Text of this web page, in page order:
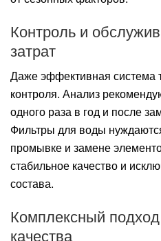
Контроль и
затрат
Даже эффективная система
контроля. Анализ
одного раза в год и после
Фильтры для воды
промывке и замене
стабильное качество и
состава.
Комплексный подход
качества